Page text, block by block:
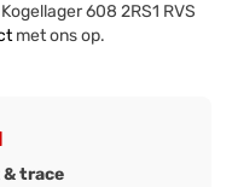
608 2RS1 RVS
met ons op.
trace